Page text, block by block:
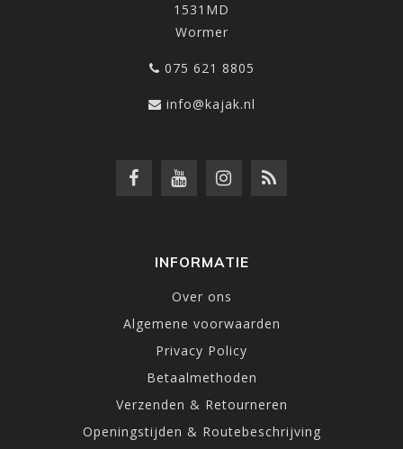
1531MD
Wormer
075 621 8805
info@kajak.nl
INFORMATIE
Over ons
Algemene voorwaarden
Privacy Policy
Betaalmethoden
Verzenden & Retourneren
Openingstijden & Routebeschrijving